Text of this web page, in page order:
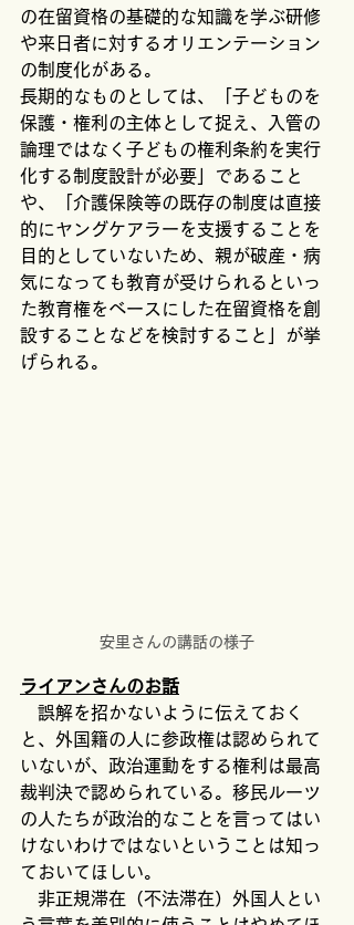
の在留資格の基礎的な知識を学ぶ研修
や来日者に対するオリエンテーション
の制度化がある。
長期的なものとしては、「子どものを
保護・権利の主体として捉え、入管の
論理ではなく子どもの権利条約を実行
化する制度設計が必要」であること
や、「介護保険等の既存の制度は直接
的にヤングケアラーを支援することを
目的としていないため、親が破産・病
気になっても教育が受けられるといっ
た教育権をベースにした在留資格を創
設することなどを検討すること」が挙
げられる。
安里さんの講話の様子
ライアンさんのお話
誤解を招かないように伝えておく
と、外国籍の人に参政権は認められて
いないが、政治運動をする権利は最高
裁判決で認められている。移民ルーツ
の人たちが政治的なことを言ってはい
けないわけではないということは知っ
ておいてほしい。
非正規滞在（不法滞在）外国人とい